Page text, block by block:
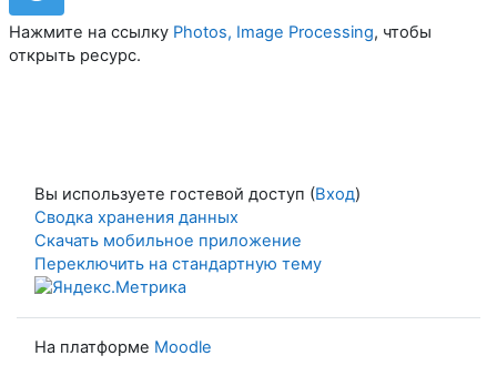
Нажмите на ссылку Photos, Image Processing, чтобы
открыть ресурс.
Вы используете гостевой доступ (Вход)
Сводка хранения данных
Скачать мобильное приложение
Переключить на стандартную тему
На платформе Moodle